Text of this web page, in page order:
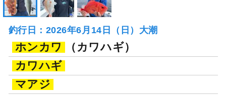
釣行日：2026年6月14日（日）大潮
ホンカワ
（カワハギ）
カワハギ
マアジ